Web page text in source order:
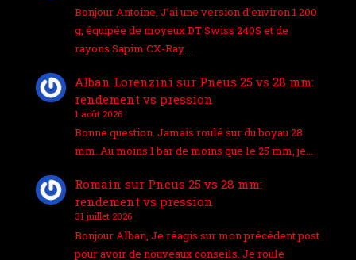
Bonjour Antoine, J’ai une version d’environ 1 200
g, équipée de moyeux DT Swiss 240S et de
rayons Sapim CX-Ray.…
Alban Lorenzini sur Pneus 25 vs 28 mm:
rendement vs pression
1 août 2026
Bonne question. Jamais roulé sur du boyau 28
mm. Au moins 1 bar de moins que le 25 mm, je…
Romain sur Pneus 25 vs 28 mm:
rendement vs pression
31 juillet 2026
Bonjour Alban, Je réagis sur mon précédent post
pour avoir de nouveaux conseils. Je roule